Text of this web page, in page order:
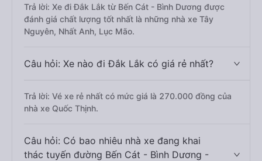
Trả lời: Xe đi Đắk Lắk từ Bến Cát - Bình Dương được
đánh giá chất lượng tốt nhất là những nhà xe Tây
Nguyên, Nhất Anh, Lục Mão.
Câu hỏi: Xe nào đi Đắk Lắk có giá rẻ nhất?
Trả lời: Vé xe rẻ nhất có mức giá là 270.000 đồng của
nhà xe Quốc Thịnh.
Câu hỏi: Có bao nhiêu nhà xe đang khai
thác tuyến đường Bến Cát - Bình Dương -